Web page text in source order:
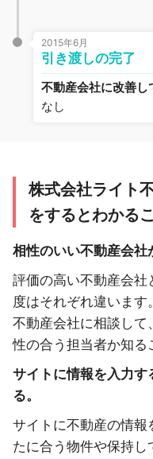
2015年6月
引き渡しの完了
不動産会社に改善し
なし
株式会社ライト
をするとわかる
相性のいい不動産会社
評価の高い不動産会社
度はそれぞれ違います。
不動産会社に相談して
性の合う担当者か知る
サイトに情報を入力す
る。
サイトに不動産の情報
たに合う物件や保持し